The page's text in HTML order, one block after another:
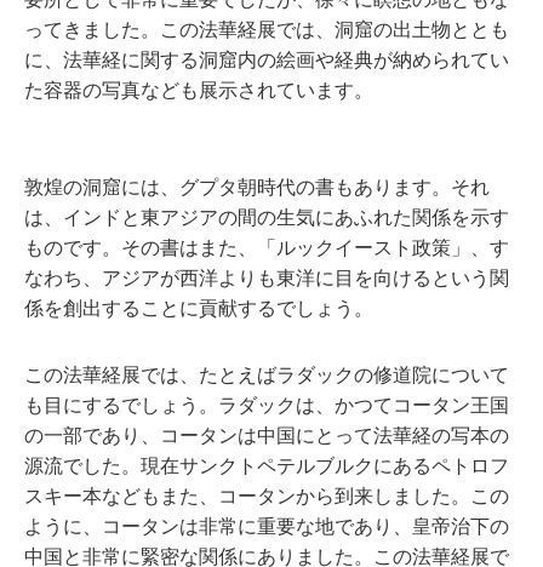
ってきました。この法華経展では、洞窟の出土物ととも
に、法華経に関する洞窟内の絵画や経典が納められてい
た容器の写真なども展示されています。
敦煌の洞窟には、グプタ朝時代の書もあります。それ
は、インドと東アジアの間の生気にあふれた関係を示す
ものです。その書はまた、「ルックイースト政策」、す
なわち、アジアが西洋よりも東洋に目を向けるという関
係を創出することに貢献するでしょう。
この法華経展では、たとえばラダックの修道院について
も目にするでしょう。ラダックは、かつてコータン王国
の一部であり、コータンは中国にとって法華経の写本の
源流でした。現在サンクトペテルブルクにあるペトロフ
スキー本などもまた、コータンから到来しました。この
ように、コータンは非常に重要な地であり、皇帝治下の
中国と非常に緊密な関係にありました。この法華経展で